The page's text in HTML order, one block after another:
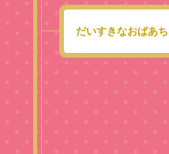
だいすきなおばあち